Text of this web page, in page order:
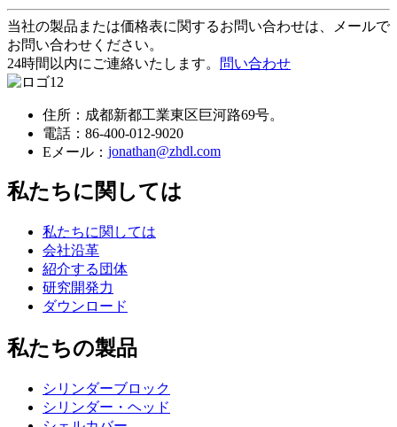
当社の製品または価格表に関するお問い合わせは、メールで
お問い合わせください。
24時間以内にご連絡いたします。
問い合わせ
住所：成都新都工業東区巨河路69号。
電話： 86-400-012-9020
Eメール： jonathan@zhdl.com
私たちに関しては
私たちに関しては
会社沿革
紹介する団体
研究開発力
ダウンロード
私たちの製品
シリンダーブロック
シリンダー・ヘッド